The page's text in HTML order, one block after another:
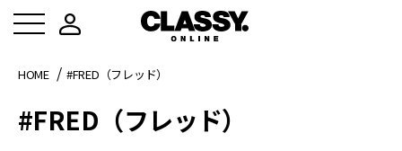
HOME #FRED（フレッド）
#FRED（フレッド）